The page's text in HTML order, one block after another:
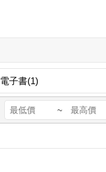
電子書(1)
~